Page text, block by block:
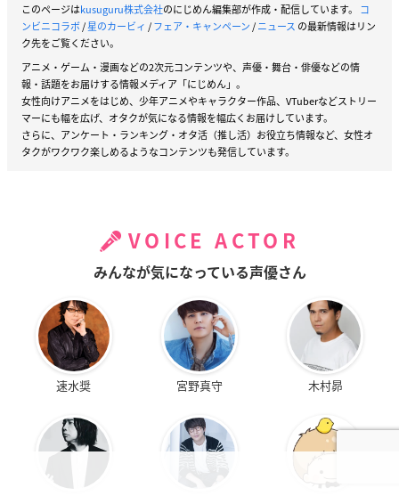
このページはkusuguru株式会社のにじめん編集部が作成・配信しています。 コ
ンビニコラボ/星のカービィ /フェア・キャンペーン/ニュース の最新情報はリン
ク先をご覧ください。
アニメ・ゲーム・漫画などの2次元コンテンツや、声優・舞台・俳優などの情
報・話題をお届けする情報メディア「にじめん」。
女性向けアニメをはじめ、少年アニメやキャラクター作品、VTuberなどストリー
マーにも幅を広げ、オタクが気になる情報を幅広くお届けしています。
さらに、アンケート・ランキング・オタ活（推し活）お役立ち情報など、女性オ
タクがワクワク楽しめるようなコンテンツも発信しています。
VOICE ACTOR
みんなが気になっている声優さん
速水奨 宮野真守 木村昴